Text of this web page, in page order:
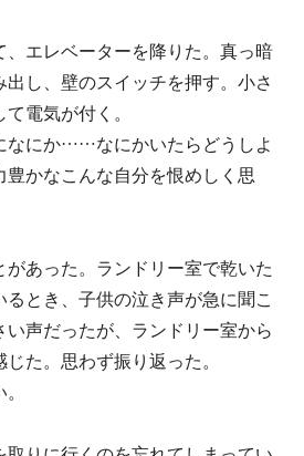
エレベーターを降りた。真っ暗
出し、壁のスイッチを押す。小さ
電気が付く。
なにか……なにかいたらどうしよ
豊かなこんな自分を恨めしく思
あった。ランドリー室で乾いた
とき、子供の泣き声が急に聞こ
い声だったが、ランドリー室から
た。思わず振り返った。